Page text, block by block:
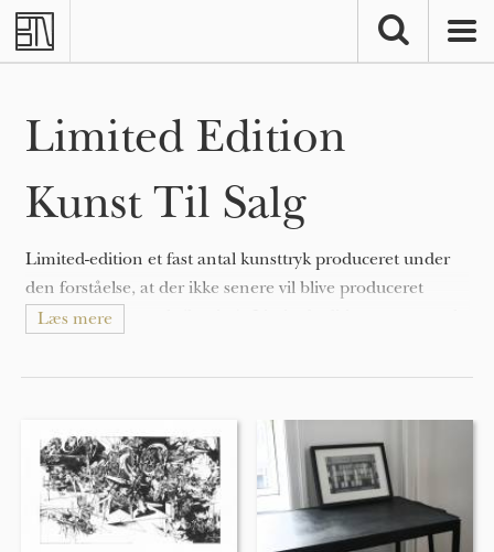
Skip to main content
Limited Edition
Kunst Til Salg
Limited-edition et fast antal kunsttryk produceret under
den forståelse, at der ikke senere vil blive produceret
yderligere kunsttryk (kopier). Limited-editions er normalt
f.eks 67/100 for at vise det unikke antal af oplaget og den
Læs mere